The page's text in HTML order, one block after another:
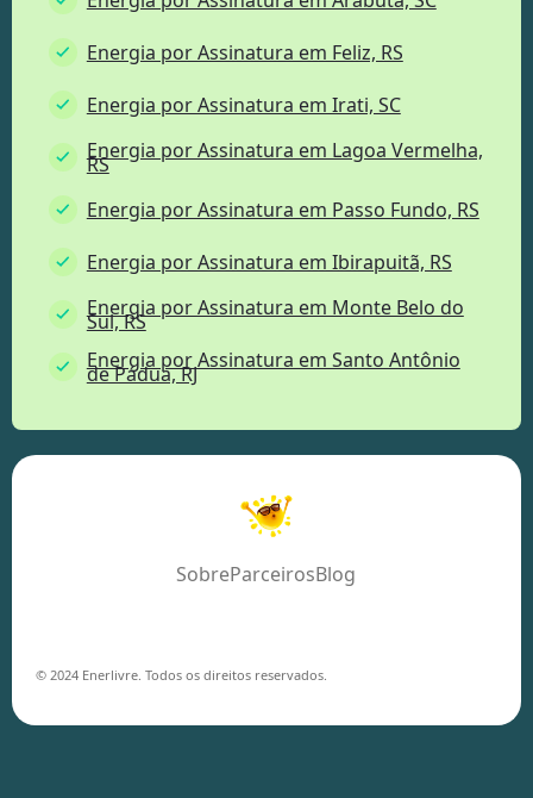
Energia por Assinatura em Feliz, RS
Energia por Assinatura em Irati, SC
Energia por Assinatura em Lagoa Vermelha,
RS
Energia por Assinatura em Passo Fundo, RS
Energia por Assinatura em Ibirapuitã, RS
Energia por Assinatura em Monte Belo do
Sul, RS
Energia por Assinatura em Santo Antônio
de Pádua, RJ
© 2024 Enerlivre. Todos os direitos reservados.
SobreParceirosBlog